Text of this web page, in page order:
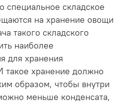
складское
на хранение овощи
такого складского
наиболее
для хранения
такое хранение должно
образом, чтобы внутри
меньше конденсата,